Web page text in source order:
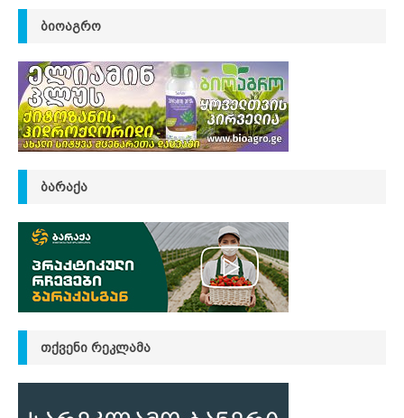
ᲑᲘᲝᲐᲒᲠᲝ
ᲑᲐᲠᲐᲥᲐ
ᲗᲥᲕᲔᲜᲘ ᲠᲔᲙᲚᲐᲛᲐ